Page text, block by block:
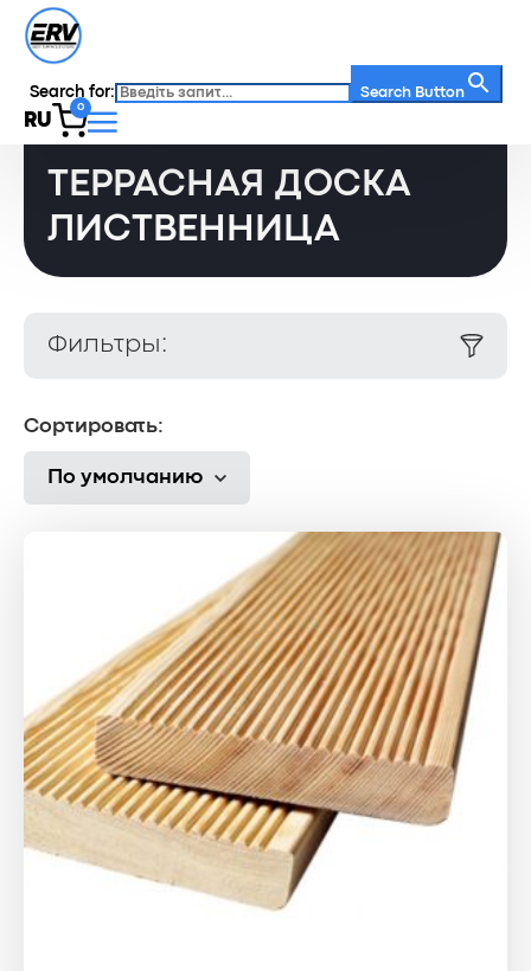
Search for: Search Button
RU
0
Главная / Каталог /
Террасная доска лиственница
ТЕРРАСНАЯ ДОСКА
ЛИСТВЕННИЦА
Фильтры:
Сортировать:
По умолчанию